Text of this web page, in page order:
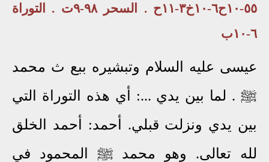
٥٥-١٠ح٦-١٠خ٣-١١ح . السحر ٩٨-٩ت . التوراة
٦-١٠ب
عيسى عليه السلام وتبشيره ببع ث محمد
ﷺ . لما بين يدي ...: أي هذه التوراة التي
بين يدي ونزلت قبلي. أحمد: أحمد الخلق
لله تعالى. وهو محمد ﷺ المحمود في